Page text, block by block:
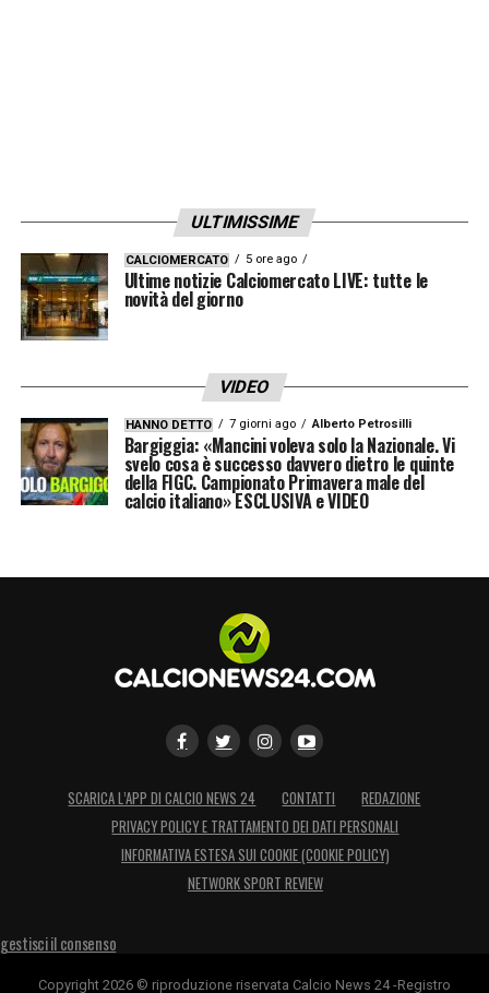
ULTIMISSIME
CALCIOMERCATO 5 ore ago
Ultime notizie Calciomercato LIVE: tutte le
novità del giorno
VIDEO
HANNO DETTO 7 giorni ago Alberto Petrosilli
Bargiggia: «Mancini voleva solo la Nazionale. Vi
svelo cosa è successo davvero dietro le quinte
della FIGC. Campionato Primavera male del
calcio italiano» ESCLUSIVA e VIDEO
SCARICA L’APP DI CALCIO NEWS 24 CONTATTI
REDAZIONE
PRIVACY POLICY E TRATTAMENTO DEI DATI PERSONALI
INFORMATIVA ESTESA SUI COOKIE (COOKIE POLICY)
NETWORK SPORT REVIEW
gestisci il consenso
Copyright 2026 © riproduzione riservata Calcio News 24 -Registro